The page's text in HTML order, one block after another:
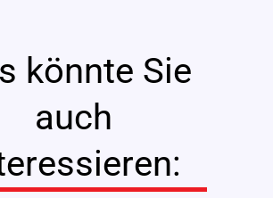
könnte Sie
auch